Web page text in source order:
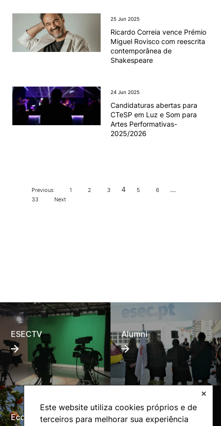
Este website utiliza cookies próprios e de
terceiros para melhorar sua experiência
✕
25 Jun 2025
Ricardo Correia vence Prémio
Miguel Rovisco com reescrita
contemporânea de
Shakespeare
24 Jun 2025
Candidaturas abertas para
CTeSP em Luz e Som para
Artes Performativas-
2025/2026
Previous 1 2 3 4 5 6 …
33 Next
ESECTV Alumni
Eco-Escola Internacional